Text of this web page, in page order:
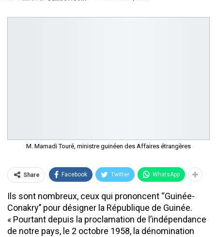
M. Mamadi Touré, ministre guinéen des Affaires étrangères
Share Facebook Twitter WhatsApp
Ils sont nombreux, ceux qui prononcent ‘‘Guinée-
Conakry’’ pour désigner la République de Guinée.
« Pourtant depuis la proclamation de l’indépendance
de notre pays, le 2 octobre 1958, la dénomination